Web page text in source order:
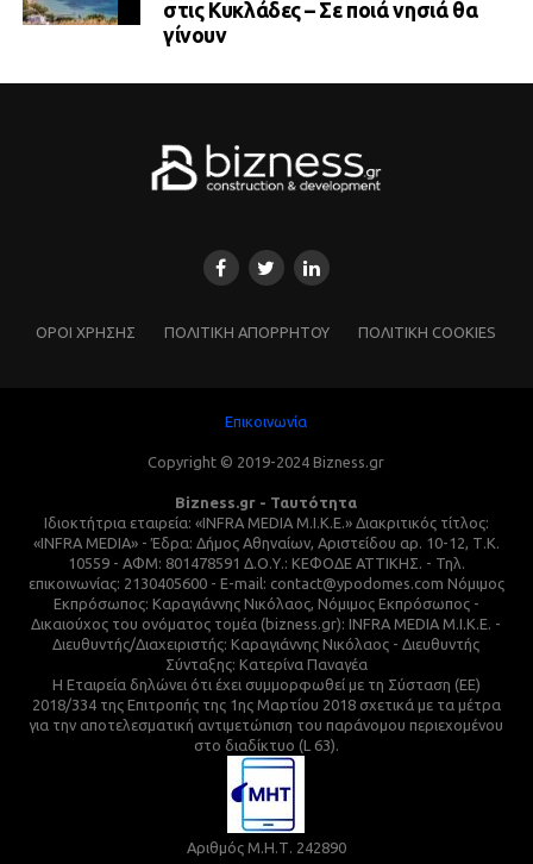
στις Κυκλάδες – Σε ποιά νησιά θα
γίνουν
ΌΡΟΙ ΧΡΗΣΗΣ ΠΟΛΙΤΙΚΗ ΑΠΟΡΡΗΤΟΥ ΠΟΛΙΤΙΚΗ COOKIES
Επικοινωνία
Copyright © 2019-2024 Bizness.gr
Bizness.gr - Ταυτότητα
Ιδιοκτήτρια εταιρεία: «INFRA MEDIA M.I.K.E.» Διακριτικός τίτλος:
«INFRA MEDIA» - Έδρα: Δήμος Αθηναίων, Αριστείδου αρ. 10-12, Τ.Κ.
10559 - ΑΦΜ: 801478591 Δ.Ο.Υ.: ΚΕΦΟΔΕ ΑΤΤΙΚΗΣ. - Τηλ.
επικοινωνίας: 2130405600 - E-mail: contact@ypodomes.com Νόμιμος
Εκπρόσωπος: Καραγιάννης Νικόλαος, Νόμιμος Εκπρόσωπος -
Δικαιούχος του ονόματος τομέα (bizness.gr): INFRA MEDIA M.I.K.E. -
Διευθυντής/Διαχειριστής: Καραγιάννης Νικόλαος - Διευθυντής
Σύνταξης: Κατερίνα Παναγέα
Η Εταιρεία δηλώνει ότι έχει συμμορφωθεί με τη Σύσταση (ΕΕ)
2018/334 της Επιτροπής της 1ης Μαρτίου 2018 σχετικά με τα μέτρα
για την αποτελεσματική αντιμετώπιση του παράνομου περιεχομένου
στο διαδίκτυο (L 63).
Αριθμός Μ.Η.Τ. 242890